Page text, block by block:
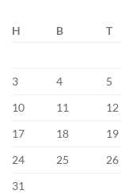
H B T
3
4 5
10
11 12
17
18 19
24
25 26
31